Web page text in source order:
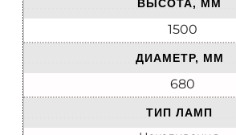
ВЫСОТА, ММ
1500
ДИАМЕТР, ММ
680
ТИП ЛАМП